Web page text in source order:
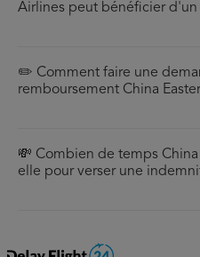
Airlines peut bénéficier d'un
✏️ Comment faire une
remboursement China
💸 Combien de temps
elle pour verser une